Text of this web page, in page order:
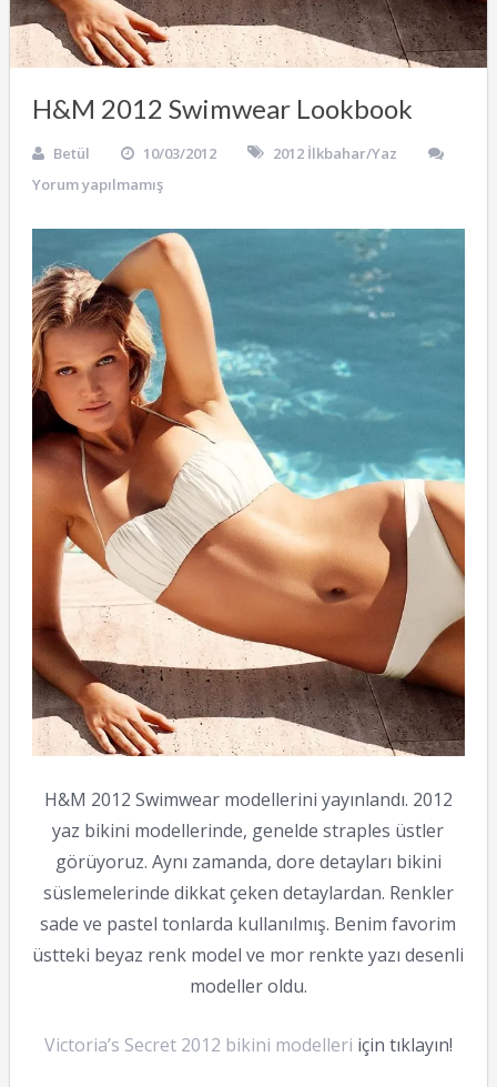
H&M 2012 Swimwear Lookbook
Betül 10/03/2012
2012 İlkbahar/Yaz
Yorum yapılmamış
H&M 2012 Swimwear modellerini yayınlandı. 2012
yaz bikini modellerinde, genelde straples üstler
görüyoruz. Aynı zamanda, dore detayları bikini
süslemelerinde dikkat çeken detaylardan. Renkler
sade ve pastel tonlarda kullanılmış. Benim favorim
üstteki beyaz renk model ve mor renkte yazı desenli
modeller oldu.
Victoria’s Secret 2012 bikini modelleri için tıklayın!